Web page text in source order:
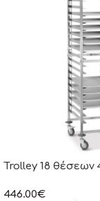
Trolley 18 θέσεων
446.00€